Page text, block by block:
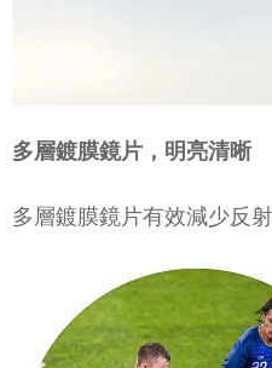
多層鍍膜鏡片，明亮清晰
多層鍍膜鏡片有效減少反